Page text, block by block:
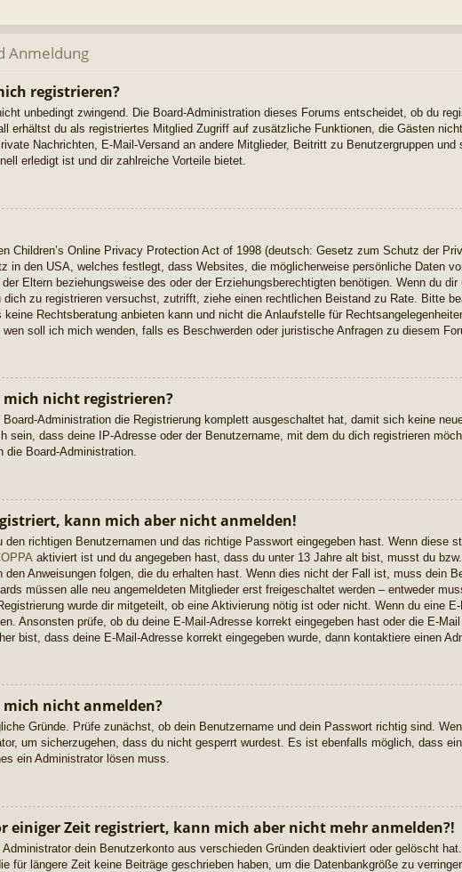
Anmeldung
registrieren?
unbedingt zwingend. Die Board-Administration dieses Forums entscheidet, ob du
erhältst du als registriertes Mitglied Zugriff auf zusätzliche Funktionen, die Gästen
Nachrichten, E-Mail-Versand an andere Mitglieder, Beitritt zu Benutzergruppen
erledigt ist und dir zahlreiche Vorteile bietet.
Children’s Online Privacy Protection Act of 1998 (deutsch: Gesetz zum Schutz der
in den USA, welches festlegt, dass Websites, die möglicherweise persönliche Daten
Eltern beziehungsweise des oder der Erziehungsberechtigten benötigen. Wenn du
dich zu registrieren versuchst, zutrifft, ziehe einen rechtlichen Beistand zu Rate. Bitte
keine Rechtsberatung anbieten kann und nicht die Anlaufstelle für
wen soll ich mich wenden, falls es Beschwerden oder juristische Anfragen zu diesem
nicht registrieren?
Administration die Registrierung komplett ausgeschaltet hat, damit sich keine
sein, dass deine IP-Adresse oder der Benutzername, mit dem du dich registrieren
die Board-Administration.
kann mich aber nicht anmelden!
den richtigen Benutzernamen und das richtige Passwort eingegeben hast. Wenn diese
aktiviert ist und du angegeben hast, dass du unter 13 Jahre alt bist, musst du
den Anweisungen folgen, die du erhalten hast. Wenn dies nicht der Fall ist, muss dein
müssen alle neu angemeldeten Mitglieder erst freigeschaltet werden – entweder
wurde dir mitgeteilt, ob eine Aktivierung nötig ist oder nicht. Wenn du eine
Ansonsten prüfe, ob du deine E-Mail-Adresse korrekt eingegeben hast oder die E-
bist, dass deine E-Mail-Adresse korrekt eingegeben wurde, dann kontaktiere einen
nicht anmelden?
Gründe. Prüfe zunächst, ob dein Benutzername und dein Passwort richtig sind.
um sicherzugehen, dass du nicht gesperrt wurdest. Es ist ebenfalls möglich, dass
ein Administrator lösen muss.
einiger Zeit registriert, kann mich aber nicht mehr anmelden?!
dein Benutzerkonto aus verschieden Gründen deaktiviert oder gelöscht
für längere Zeit keine Beiträge geschrieben haben, um die Datenbankgröße zu